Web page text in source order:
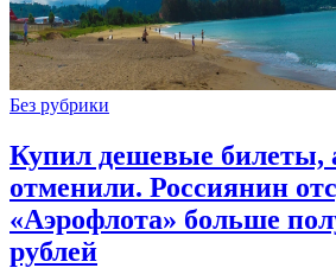
Без рубрики
Купил дешевые билеты,
отменили. Россиянин
«Аэрофлота» больше
рублей